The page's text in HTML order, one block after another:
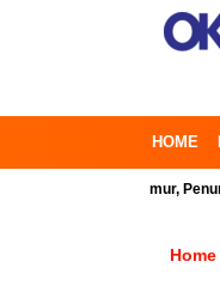
HOME
Timur, Penumpang
Home